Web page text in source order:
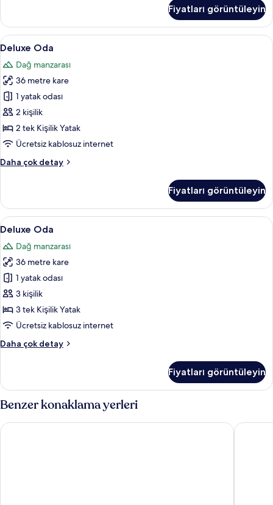
fazla
detay
Fiyatları görüntüleyin
Deluxe
Oda
için
tüm
fotoğrafları
görün
Deluxe Oda | Kaliteli yatak takımı,
9
Deluxe Oda
Dağ manzarası
36 metre kare
1 yatak odası
2 kişilik
2 tek Kişilik Yatak
Ücretsiz kablosuz internet
Daha çok detay
Deluxe
fazla
detay
Fiyatları görüntüleyin
Deluxe
Oda
için
tüm
fotoğrafları
görün
Deluxe Oda | Kaliteli yatak takımı,
9
Deluxe Oda
Dağ manzarası
36 metre kare
1 yatak odası
3 kişilik
3 tek Kişilik Yatak
Ücretsiz kablosuz internet
Daha çok detay
Deluxe
fazla
Fiyatları görüntüleyin
Benzer konaklama yerleri
Hotel Royal Beitou Asia